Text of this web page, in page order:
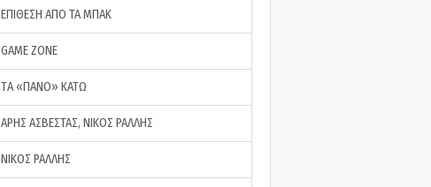
ΕΠΙΘΕΣΗ ΑΠΟ ΤΑ ΜΠΑΚ
GAME ZONE
ΤA «ΠΑΝΟ» ΚΑΤΩ
ΑΡΗΣ ΑΣΒΕΣΤΑΣ, ΝΙΚΟΣ ΡΑΛΛΗΣ
ΝΙΚΟΣ ΡΑΛΛΗΣ